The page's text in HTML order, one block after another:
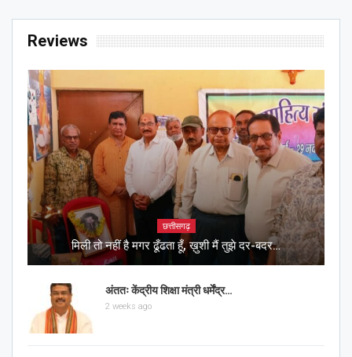
Reviews
छत्तीसगढ़
मिली तो नहीं है मगर ढूँढता हूँ, ख़ुशी मैं तुझे दर-बदर…
अंततः केंद्रीय शिक्षा मंत्री धर्मेंद्र…
2 weeks ago